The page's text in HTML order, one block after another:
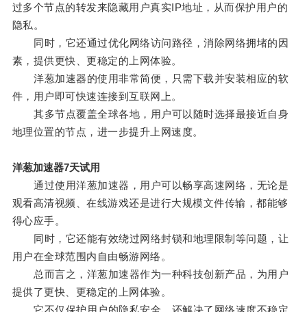
过多个节点的转发来隐藏用户真实IP地址，从而保护用户的
隐私。
同时，它还通过优化网络访问路径，消除网络拥堵的因
素，提供更快、更稳定的上网体验。
洋葱加速器的使用非常简便，只需下载并安装相应的软
件，用户即可快速连接到互联网上。
其多节点覆盖全球各地，用户可以随时选择最接近自身
地理位置的节点，进一步提升上网速度。
洋葱加速器7天试用
通过使用洋葱加速器，用户可以畅享高速网络，无论是
观看高清视频、在线游戏还是进行大规模文件传输，都能够
得心应手。
同时，它还能有效绕过网络封锁和地理限制等问题，让
用户在全球范围内自由畅游网络。
总而言之，洋葱加速器作为一种科技创新产品，为用户
提供了更快、更稳定的上网体验。